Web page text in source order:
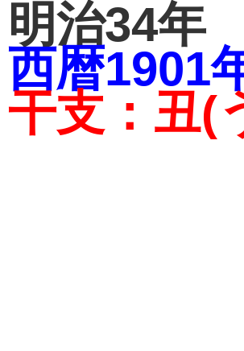
明治34年
西暦1901
干支：丑(